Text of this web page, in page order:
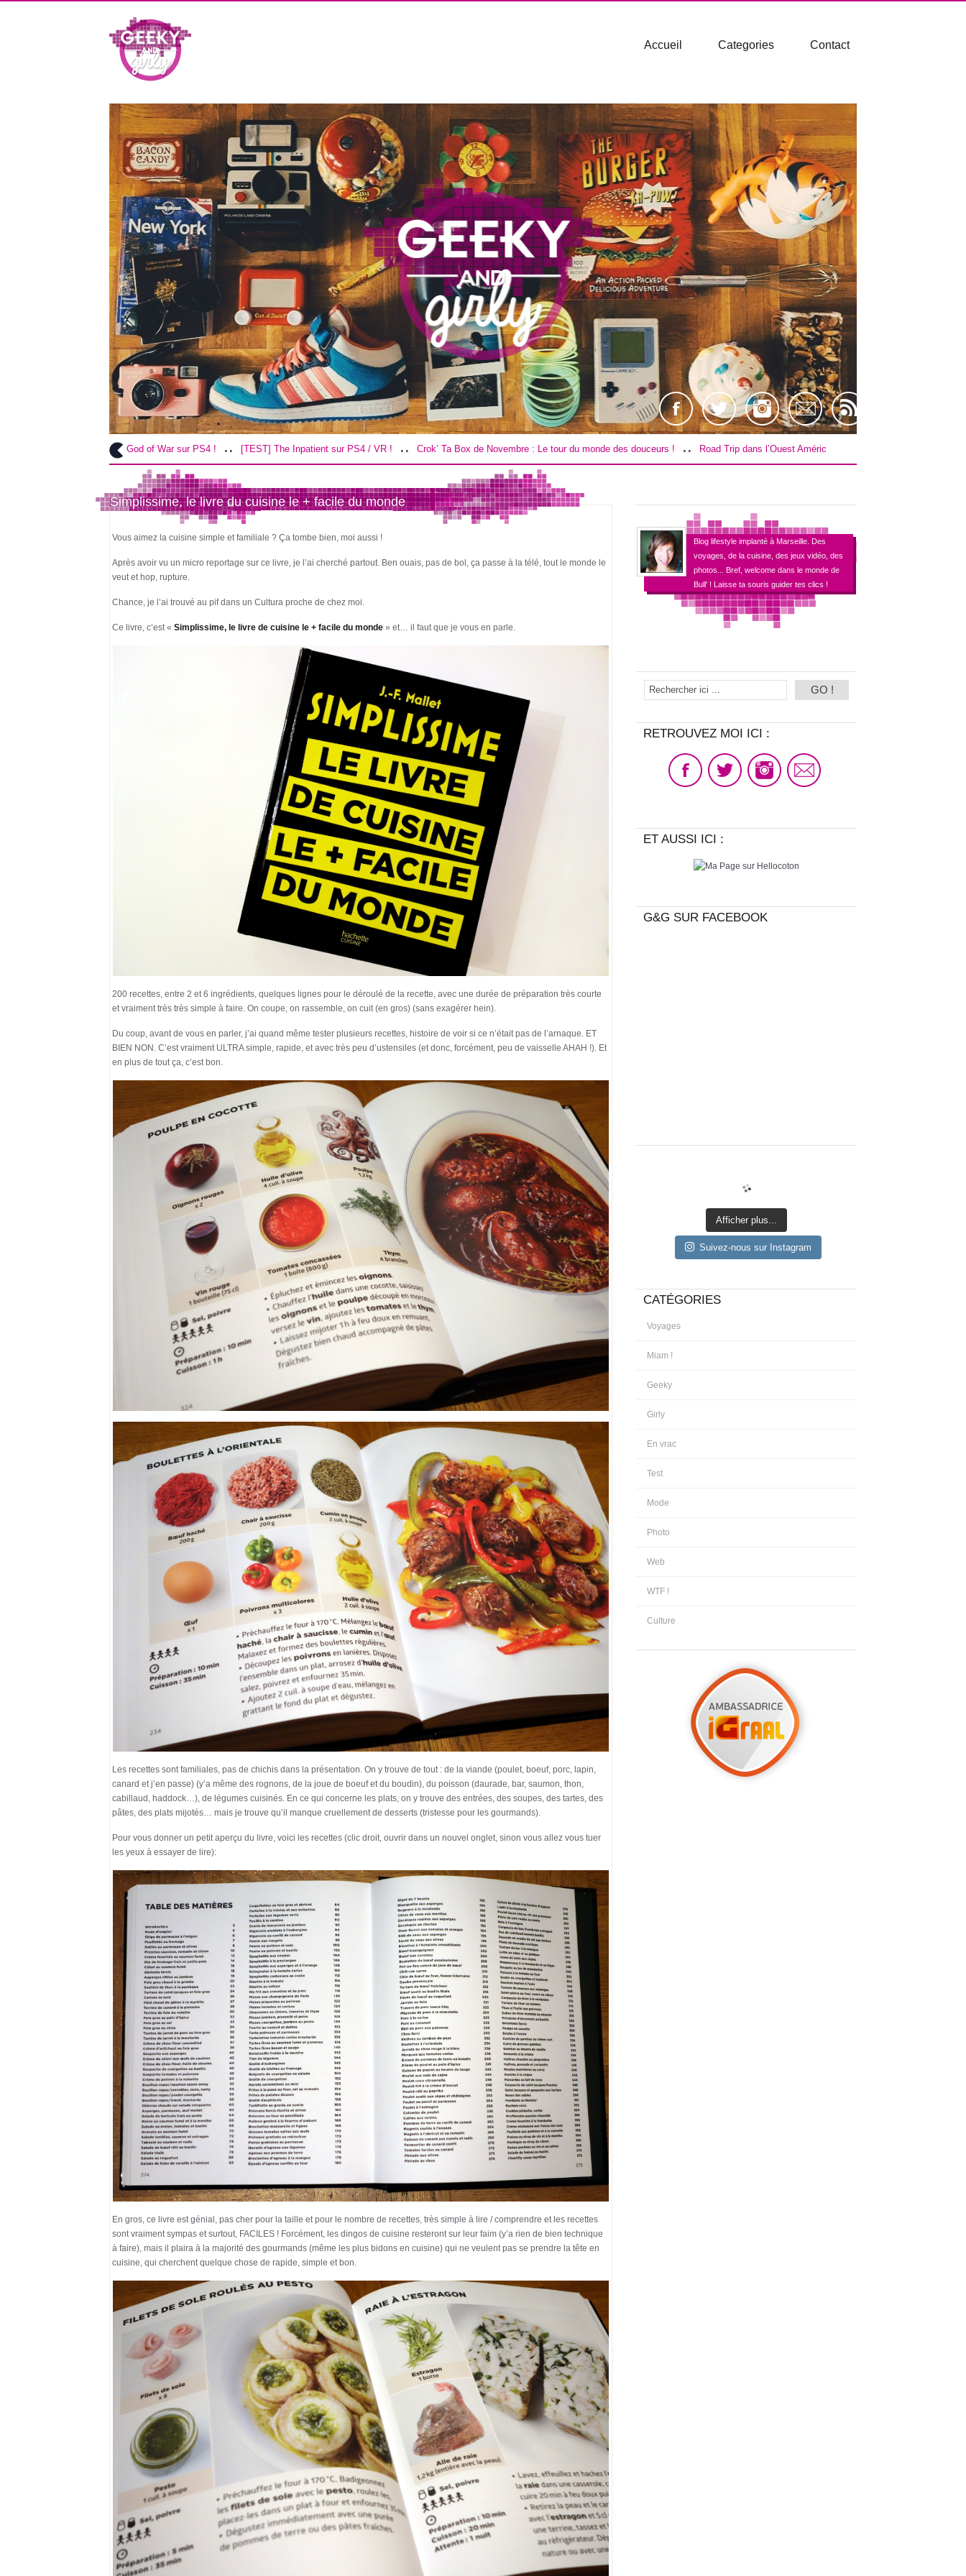
Accueil Categories Contact
God of War sur PS4 ! .. [TEST] The Inpatient sur PS4 / VR ! .. Crok’ Ta Box de Novembre : Le tour du monde des douceurs ! .. Road Trip dans l’Ouest Américain : Le budget ! .. [TEST] Farpoint sur PS4 / VR !
Simplissime, le livre du cuisine le + facile du monde
Vous aimez la cuisine simple et familiale ? Ça tombe bien, moi aussi !
Après avoir vu un micro reportage sur ce livre, je l’ai cherché partout. Ben ouais, pas de bol, ça passe à la télé, tout le monde le
veut et hop, rupture.
Chance, je l’ai trouvé au pif dans un Cultura proche de chez moi.
Ce livre, c’est «Simplissime, le livre de cuisine le + facile du monde » et… il faut que je vous en parle.
200 recettes, entre 2 et 6 ingrédients, quelques lignes pour le déroulé de la recette, avec une durée de préparation très courte
et vraiment très très simple à faire. On coupe, on rassemble, on cuit (en gros) (sans exagérer hein).
Du coup, avant de vous en parler, j’ai quand même tester plusieurs recettes, histoire de voir si ce n’était pas de l’arnaque. ET
BIEN NON. C’est vraiment ULTRA simple, rapide, et avec très peu d’ustensiles (et donc, forcément, peu de vaisselle AHAH !). Et
en plus de tout ça, c’est bon.
Les recettes sont familiales, pas de chichis dans la présentation. On y trouve de tout : de la viande (poulet, boeuf, porc, lapin,
canard et j’en passe) (y’a même des rognons, de la joue de boeuf et du boudin), du poisson (daurade, bar, saumon, thon,
cabillaud, haddock…), de légumes cuisinés. En ce qui concerne les plats, on y trouve des entrées, des soupes, des tartes, des
pâtes, des plats mijotés… mais je trouve qu’il manque cruellement de desserts (tristesse pour les gourmands).
Pour vous donner un petit aperçu du livre, voici les recettes (clic droit, ouvrir dans un nouvel onglet, sinon vous allez vous tuer
les yeux à essayer de lire):
En gros, ce livre est génial, pas cher pour la taille et pour le nombre de recettes, très simple à lire / comprendre et les recettes
sont vraiment sympas et surtout, FACILES ! Forcément, les dingos de cuisine resteront sur leur faim (y’a rien de bien technique
à faire), mais il plaira à la majorité des gourmands (même les plus bidons en cuisine) qui ne veulent pas se prendre la tête en
cuisine, qui cherchent quelque chose de rapide, simple et bon.
Blog lifestyle implanté à Marseille. Des
voyages, de la cuisine, des jeux vidéo, des
photos... Bref, welcome dans le monde de
Bull' ! Laisse ta souris guider tes clics !
RETROUVEZ MOI ICI :
ET AUSSI ICI :
G&G SUR FACEBOOK
Afficher plus...
Suivez-nous sur Instagram
CATÉGORIES
Voyages
Miam !
Geeky
Girly
En vrac
Test
Mode
Photo
Web
WTF !
Culture